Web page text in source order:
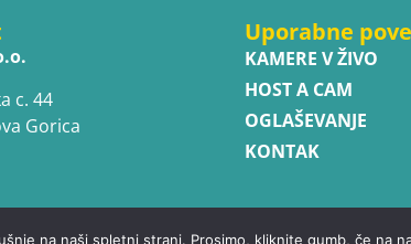
c. 44
Gorica
Uporabne
KAMERE V ŽIVO
HOST A CAM
OGLAŠEVANJE
KONTAK
na naši spletni strani. Prosimo, kliknite gumb, če na